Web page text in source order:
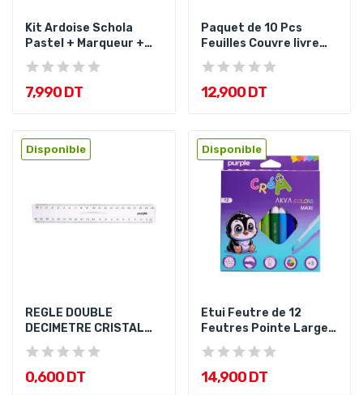
Kit Ardoise Schola
Pastel + Marqueur +
Effaçette
7,990 DT
Paquet de 10 Pcs
Feuilles Couvre livre
Adhésifs...
12,900 DT
Disponible
REGLE DOUBLE
DECIMETRE CRISTAL
20CM
0,600 DT
Disponible
Etui Feutre de 12
Feutres Pointe Large
6,0Mm...
14,900 DT